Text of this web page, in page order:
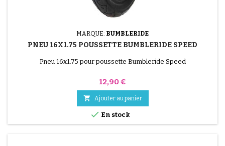
MARQUE: BUMBLERIDE
PNEU 16X1.75 POUSSETTE BUMBLERIDE SPEED
Pneu 16x1.75 pour poussette Bumbleride Speed
Prix
12,90 €
 Ajouter au panier
 En stock